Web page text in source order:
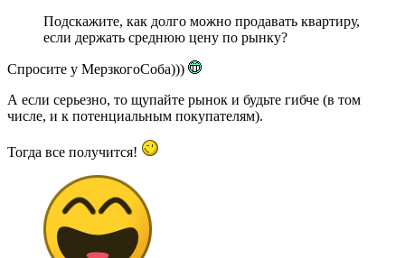
Подскажите, как долго можно продавать квартиру,
если держать среднюю цену по рынку?
Спросите у МерзкогоСоба)))
А если серьезно, то щупайте рынок и будьте гибче (в том
числе, и к потенциальным покупателям).
Тогда все получится!